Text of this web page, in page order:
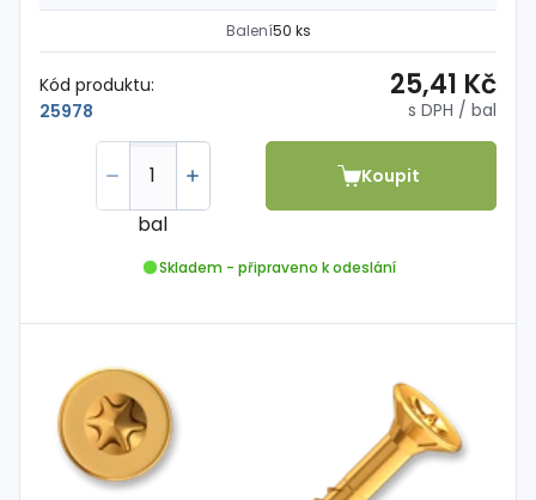
Balení50 ks
Kód produktu:
25978
25,41 Kč
s DPH / bal
bal
Koupit
Skladem - připraveno k odeslání